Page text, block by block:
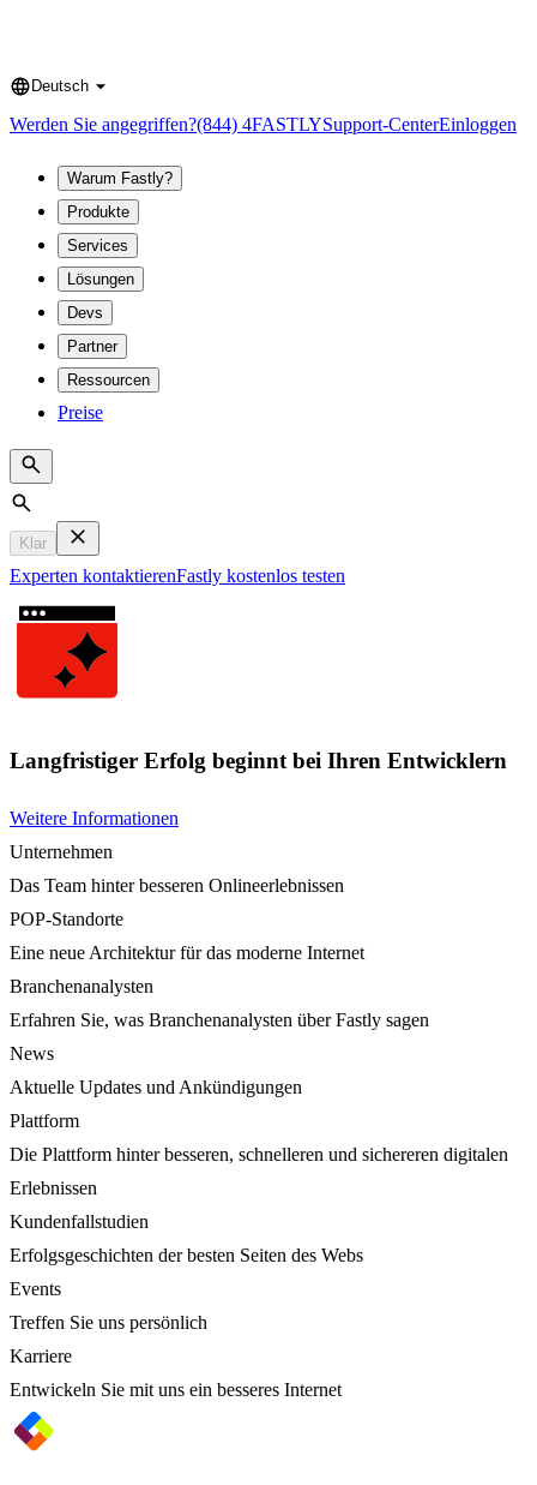
Language
Deutsch
Werden Sie angegriffen?(844) 4FASTLYSupport-CenterEinloggen
Warum Fastly?
Produkte
Services
Lösungen
Devs
Partner
Ressourcen
Preise
Search
Klar
Experten kontaktierenFastly kostenlos testen
Langfristiger Erfolg beginnt bei Ihren Entwicklern
Weitere Informationen
Unternehmen
Das Team hinter besseren Onlineerlebnissen
POP-Standorte
Eine neue Architektur für das moderne Internet
Branchenanalysten
Erfahren Sie, was Branchenanalysten über Fastly sagen
News
Aktuelle Updates und Ankündigungen
Plattform
Die Plattform hinter besseren, schnelleren und sichereren digitalen
Erlebnissen
Kundenfallstudien
Erfolgsgeschichten der besten Seiten des Webs
Events
Treffen Sie uns persönlich
Karriere
Entwickeln Sie mit uns ein besseres Internet